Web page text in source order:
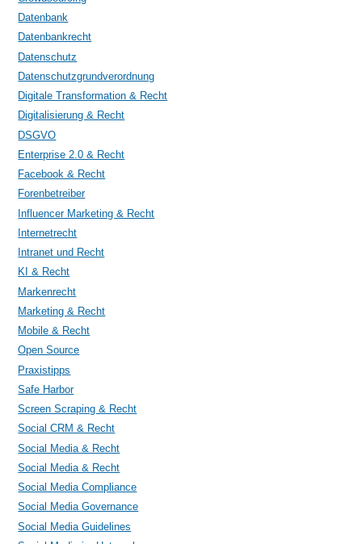
Datenbank
Datenbankrecht
Datenschutz
Datenschutzgrundverordnung
Digitale Transformation & Recht
Digitalisierung & Recht
DSGVO
Enterprise 2.0 & Recht
Facebook & Recht
Forenbetreiber
Influencer Marketing & Recht
Internetrecht
Intranet und Recht
KI & Recht
Markenrecht
Marketing & Recht
Mobile & Recht
Open Source
Praxistipps
Safe Harbor
Screen Scraping & Recht
Social CRM & Recht
Social Media & Recht
Social Media & Recht
Social Media Compliance
Social Media Governance
Social Media Guidelines